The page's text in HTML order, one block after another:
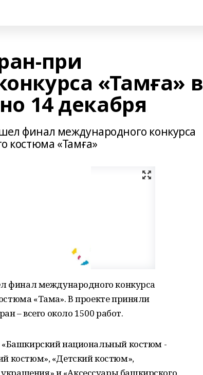
при
«Тамға» в
14 декабря
финал международного конкурса
костюма «Тамға»
финал международного конкурса
«Тамға». В проекте приняли
– всего около 1500 работ.
национальный костюм -
костюм», «Детский костюм»,